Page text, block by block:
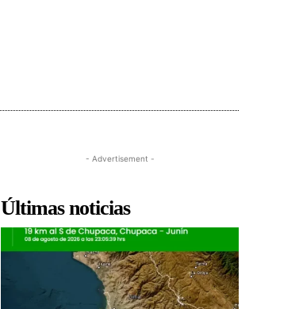
- Advertisement -
Últimas noticias